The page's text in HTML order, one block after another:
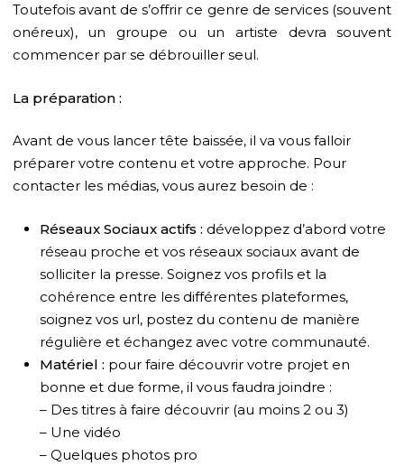
Toutefois avant de s’offrir ce genre de services (souvent
onéreux), un groupe ou un artiste devra souvent
commencer par se débrouiller seul.
La préparation :
Avant de vous lancer tête baissée, il va vous falloir
préparer votre contenu et votre approche. Pour
contacter les médias, vous aurez besoin de :
Réseaux Sociaux actifs : développez d’abord votre
réseau proche et vos réseaux sociaux avant de
solliciter la presse. Soignez vos profils et la
cohérence entre les différentes plateformes,
soignez vos url, postez du contenu de manière
régulière et échangez avec votre communauté.
Matériel : pour faire découvrir votre projet en
bonne et due forme, il vous faudra joindre :
– Des titres à faire découvrir (au moins 2 ou 3)
– Une vidéo
– Quelques photos pro